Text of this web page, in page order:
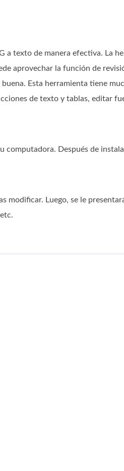
a texto de manera efectiva. La
aprovechar la función de
Esta herramienta tiene
de texto y tablas, editar
computadora. Después de
modificar. Luego, se le